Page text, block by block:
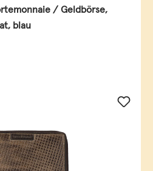
/ Geldbörse,
blau